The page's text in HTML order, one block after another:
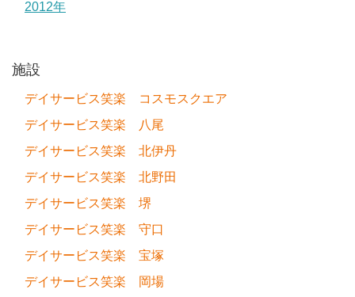
2012年
施設
デイサービス笑楽 コスモスクエア
デイサービス笑楽 八尾
デイサービス笑楽 北伊丹
デイサービス笑楽 北野田
デイサービス笑楽 堺
デイサービス笑楽 守口
デイサービス笑楽 宝塚
デイサービス笑楽 岡場